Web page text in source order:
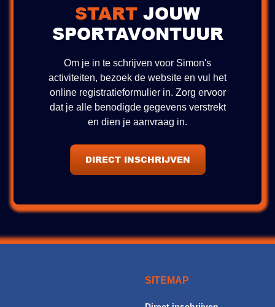
START JOUW
SPORTAVONTUUR
Om je in te schrijven voor Simon's
activiteiten, bezoek de website en vul het
online registratieformulier in. Zorg ervoor
dat je alle benodigde gegevens verstrekt
en dien je aanvraag in.
DIRECT INSCHRIJVEN
SITEMAP